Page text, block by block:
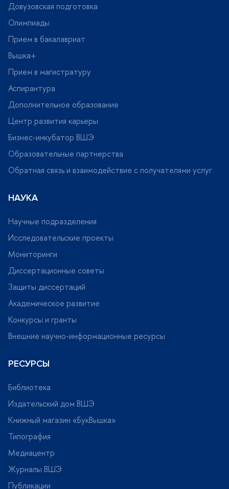
Довузовская подготовка
Олимпиады
Прием в бакалавриат
ышка+
Прием в магистратуру
Аспирантура
Дополнительное образование
Центр развития карьеры
Бизнес-инкубатор ВШЭ
Образовательные партнерства
Обратная связь и взаимодействие с получателями услу
НАУКА
Научные подразделения
Исследовательские проекты
Мониторинги
Диссертационные советы
Защиты диссертаций
Академическое развитие
Конкурсы и гранты
нешние научно-информационные ресурсы
РЕСУРСЫ
Библиотека
Издательский дом ВШЭ
Книжный магазин «БукВышка»
Типография
Медиацентр
Журналы ВШЭ
Публикации